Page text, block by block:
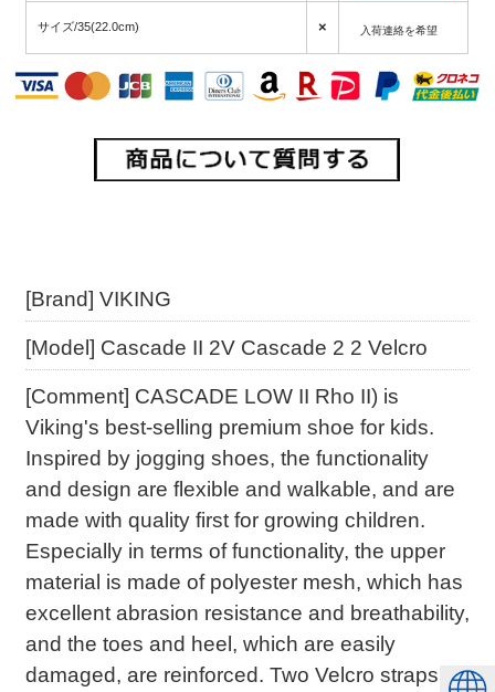
サイズ/35(22.0cm) × 入荷連絡を希望
[Brand] VIKING
[Model] Cascade II 2V Cascade 2 2 Velcro
[Comment] CASCADE LOW II Rho II) is
Viking's best-selling premium shoe for kids.
Inspired by jogging shoes, the functionality
and design are flexible and walkable, and are
made with quality first for growing children.
Especially in terms of functionality, the upper
material is made of polyester mesh, which has
excellent abrasion resistance and breathability,
and the toes and heel, which are easily
damaged, are reinforced. Two Velcro straps on